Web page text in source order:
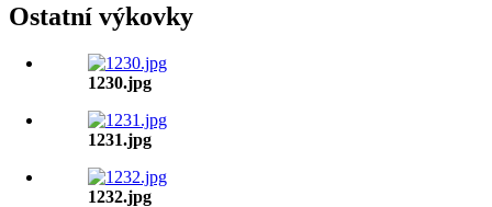
Ostatní výkovky
1230.jpg
1231.jpg
1232.jpg